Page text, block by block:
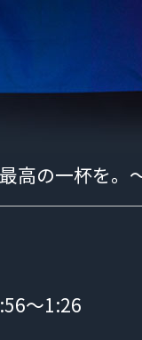
高の一杯を。
～1:26